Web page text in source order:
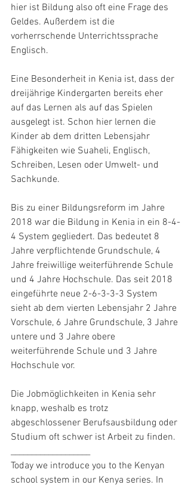
hier ist Bildung also oft eine Frage des
Geldes. Außerdem ist die
vorherrschende Unterrichtssprache
Englisch.
Eine Besonderheit in Kenia ist, dass der
dreijährige Kindergarten bereits eher
auf das Lernen als auf das Spielen
ausgelegt ist. Schon hier lernen die
Kinder ab dem dritten Lebensjahr
Fähigkeiten wie Suaheli, Englisch,
Schreiben, Lesen oder Umwelt- und
Sachkunde.
Bis zu einer Bildungsreform im Jahre
2018 war die Bildung in Kenia in ein 8-4-
4 System gegliedert. Das bedeutet 8
Jahre verpflichtende Grundschule, 4
Jahre freiwillige weiterführende Schule
und 4 Jahre Hochschule. Das seit 2018
eingeführte neue 2-6-3-3-3 System
sieht ab dem vierten Lebensjahr 2 Jahre
Vorschule, 6 Jahre Grundschule, 3 Jahre
untere und 3 Jahre obere
weiterführende Schule und 3 Jahre
Hochschule vor.
Die Jobmöglichkeiten in Kenia sehr
knapp, weshalb es trotz
abgeschlossener Berufsausbildung oder
Studium oft schwer ist Arbeit zu finden.
___________________
Today we introduce you to the Kenyan
school system in our Kenya series. In